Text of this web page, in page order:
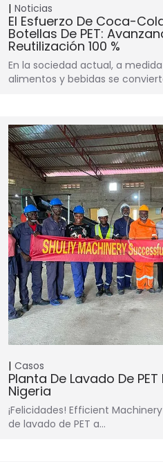
Noticias
El Esfuerzo De Coca-
Botellas De PET:
Reutilización 100 %
En la sociedad actual, a
alimentos y bebidas se
Casos
Planta De Lavado De
Nigeria
¡Felicidades! Efficient
de lavado de PET a…